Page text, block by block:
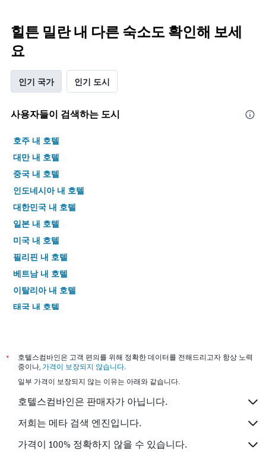
힐튼 밀란 내 다른 숙소도 확인해 보세
요
인기 국가 인기 도시
사용자들이 검색하는 도시
호주 내 호텔
대만 내 호텔
중국 내 호텔
인도네시아 내 호텔
대한민국 내 호텔
일본 내 호텔
미국 내 호텔
필리핀 내 호텔
베트남 내 호텔
이탈리아 내 호텔
태국 내 호텔
*
호텔스컴바인은 고객 편의를 위해 정확한 데이터를 전해드리고자 항상 노력
중이나, 가격이 보장되지 않습니다.
일부 가격이 보장되지 않는 이유는 아래와 같습니다.
호텔스컴바인은 판매자가 아닙니다.
저희는 메타 검색 엔진입니다.
가격이 100% 정확하지 않을 수 있습니다.